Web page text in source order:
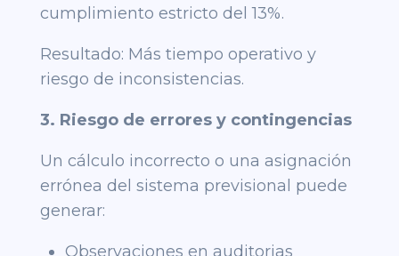
cumplimiento estricto del 13%.
Resultado: Más tiempo operativo y
riesgo de inconsistencias.
3. Riesgo de errores y contingencias
Un cálculo incorrecto o una asignación
errónea del sistema previsional puede
generar:
Observaciones en auditorias